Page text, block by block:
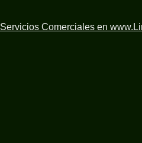
Servicios Comerciales en